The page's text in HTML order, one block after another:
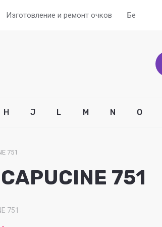
Изготовление и ремонт очков
H J L M N O
751
751
751